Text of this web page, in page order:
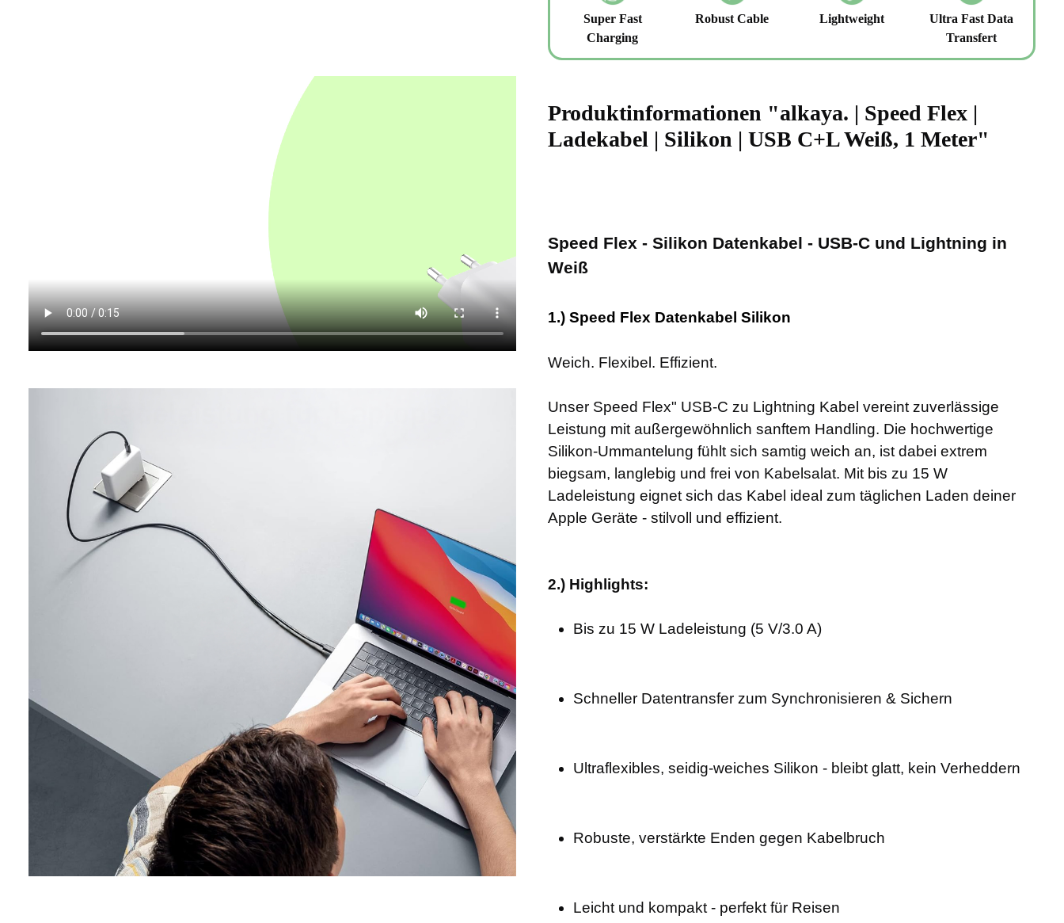
Super Fast
Charging
Robust Cable Lightweight
Ultra Fast Data
Transfert
Produktinformationen "alkaya. | Speed Flex |
Ladekabel | Silikon | USB C+L Weiß, 1 Meter"
Speed Flex - Silikon Datenkabel - USB-C und Lightning in
Weiß
1.) Speed Flex Datenkabel Silikon
Weich. Flexibel. Effizient.
Unser Speed Flex" USB-C zu Lightning Kabel vereint zuverlässige
Leistung mit außergewöhnlich sanftem Handling. Die hochwertige
Silikon-Ummantelung fühlt sich samtig weich an, ist dabei extrem
biegsam, langlebig und frei von Kabelsalat. Mit bis zu 15 W
Ladeleistung eignet sich das Kabel ideal zum täglichen Laden deiner
Apple Geräte - stilvoll und effizient.
2.) Highlights:
Bis zu 15 W Ladeleistung (5 V/3.0 A)
Schneller Datentransfer zum Synchronisieren & Sichern
Ultraflexibles, seidig-weiches Silikon - bleibt glatt, kein Verheddern
Robuste, verstärkte Enden gegen Kabelbruch
Leicht und kompakt - perfekt für Reisen